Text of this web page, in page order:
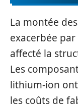
La montée
exacerbée
affecté la
Les
lithium-ion
les coûts de